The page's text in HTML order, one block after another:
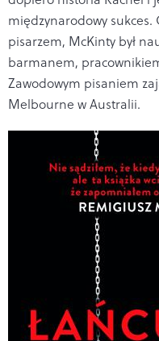
międzynarodowy sukces.
pisarzem, McKinty był
barmanem,
Zawodowym pisaniem
Melbourne w Australii.